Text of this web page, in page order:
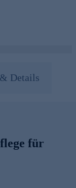
Details
für